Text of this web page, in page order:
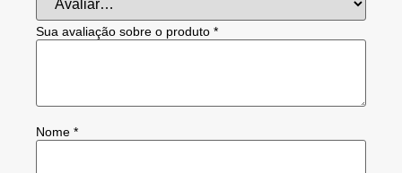
Sua avaliação sobre o produto *
Nome *